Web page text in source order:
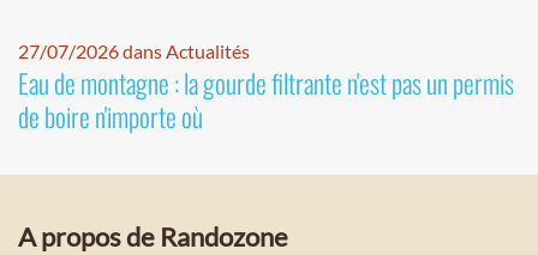
27/07/2026 dans Actualités
Eau de montagne : la gourde filtrante n'est pas un permis
de boire n'importe où
A propos de Randozone